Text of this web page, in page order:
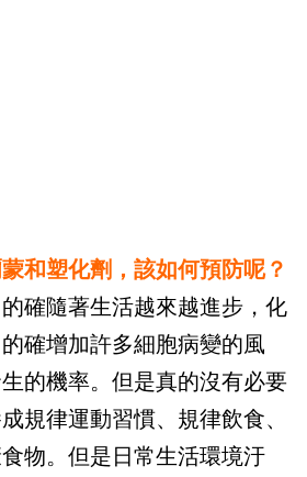
和塑化劑，該如何預防呢？
確隨著生活越來越進步，化
確增加許多細胞病變的風
的機率。但是真的沒有必要
規律運動習慣、規律飲食、
物。但是日常生活環境汙